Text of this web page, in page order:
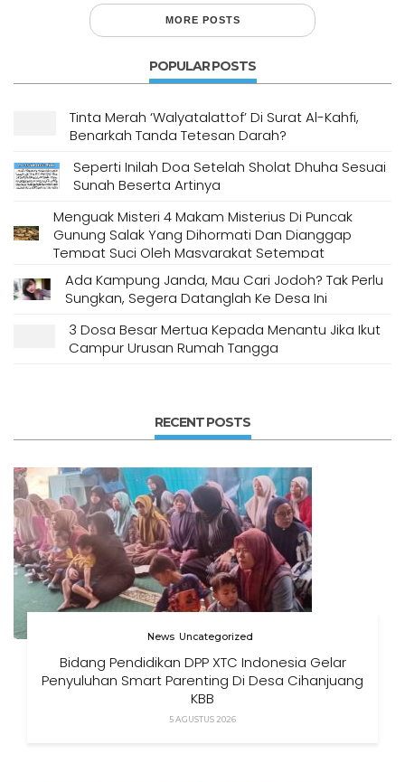
MORE POSTS
POPULAR POSTS
Tinta Merah ‘Walyatalattof’ Di Surat Al-Kahfi,
Benarkah Tanda Tetesan Darah?
Seperti Inilah Doa Setelah Sholat Dhuha Sesuai
Sunah Beserta Artinya
Menguak Misteri 4 Makam Misterius Di Puncak
Gunung Salak Yang Dihormati Dan Dianggap
Tempat Suci Oleh Masyarakat Setempat
Ada Kampung Janda, Mau Cari Jodoh? Tak Perlu
Sungkan, Segera Datanglah Ke Desa Ini
3 Dosa Besar Mertua Kepada Menantu Jika Ikut
Campur Urusan Rumah Tangga
RECENT POSTS
News Uncategorized
Bidang Pendidikan DPP XTC Indonesia Gelar
Penyuluhan Smart Parenting Di Desa Cihanjuang
KBB
5 AGUSTUS 2026